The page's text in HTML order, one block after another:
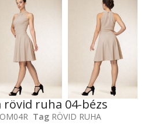
rövid ruha 04-bézs
Tag RÖVID RUHA